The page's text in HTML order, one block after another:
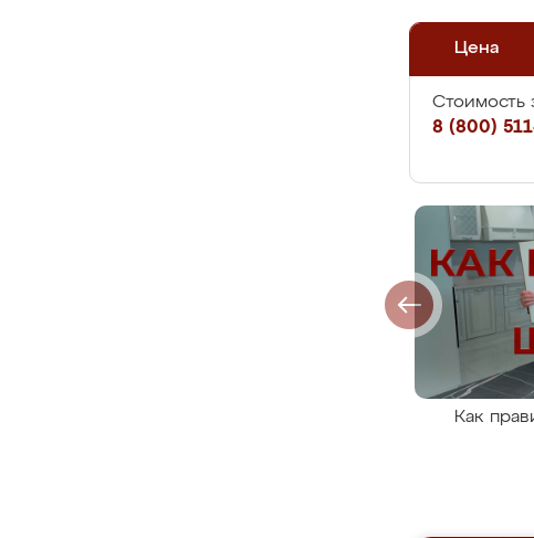
Цена
Стоимость
8 (800)
Как